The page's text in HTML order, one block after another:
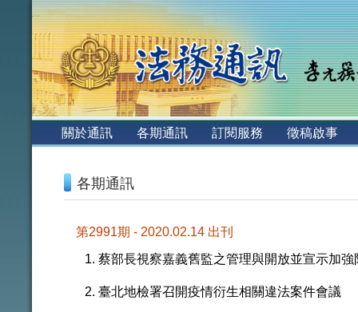
關於通訊 各期通訊 訂閱服務
徵稿啟事
各期通訊
第2991期 - 2020.02.14 出刊
蔡部長視察嘉義舊監之管理與開放並宣示加強
臺北地檢署召開疫情衍生相關違法案件會議